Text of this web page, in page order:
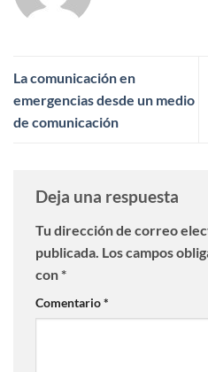
La comunicación en
emergencias desde un medio
de comunicación
Deja una respuesta
Tu dirección de correo
publicada. Los campos
con*
Comentario*